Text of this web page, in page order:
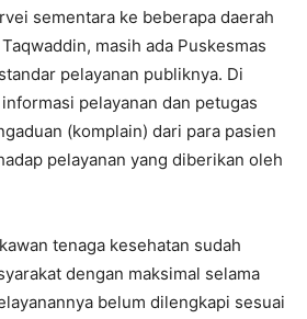
sementara ke beberapa daerah
masih ada Puskesmas
pelayanan publiknya. Di
pelayanan dan petugas
(komplain) dari para pasien
pelayanan yang diberikan oleh
tenaga kesehatan sudah
dengan maksimal selama
belum dilengkapi sesuai